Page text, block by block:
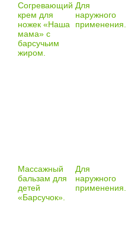
Согревающий
крем для
ножек «Наша
мама» с
барсучьим
жиром.
Для
наружного
применения.
Массажный
бальзам для
детей
«Барсучок».
Для
наружного
применения.